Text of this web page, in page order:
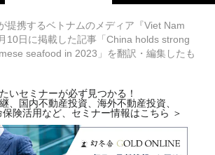
提携するベトナムのメディア『Viet Nam
10日に掲載した記事「China holds strong
seafood in 2023」を翻訳・編集したも
いセミナーが必ず見つかる！
、国内不動産投資、海外不動産投資、
険活用など、セミナー情報はこちら ＞